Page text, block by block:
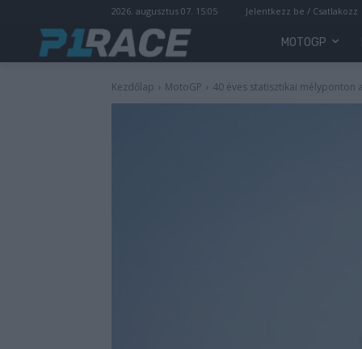
2026. augusztus 07. 15:05 Jelentkezz be / Csatlakozz
MOTOGP
Kezdőlap MotoGP 40 éves statisztikai mélyponton